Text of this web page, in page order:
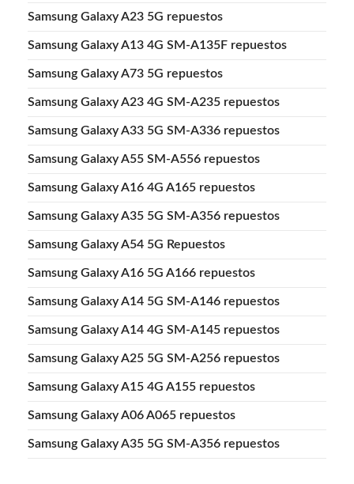
Samsung Galaxy A23 5G repuestos
Samsung Galaxy A13 4G SM-A135F repuestos
Samsung Galaxy A73 5G repuestos
Samsung Galaxy A23 4G SM-A235 repuestos
Samsung Galaxy A33 5G SM-A336 repuestos
Samsung Galaxy A55 SM-A556 repuestos
Samsung Galaxy A16 4G A165 repuestos
Samsung Galaxy A35 5G SM-A356 repuestos
Samsung Galaxy A54 5G Repuestos
Samsung Galaxy A16 5G A166 repuestos
Samsung Galaxy A14 5G SM-A146 repuestos
Samsung Galaxy A14 4G SM-A145 repuestos
Samsung Galaxy A25 5G SM-A256 repuestos
Samsung Galaxy A15 4G A155 repuestos
Samsung Galaxy A06 A065 repuestos
Samsung Galaxy A35 5G SM-A356 repuestos